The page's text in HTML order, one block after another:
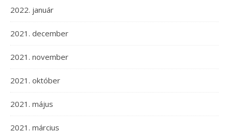
2022. január
2021. december
2021. november
2021. október
2021. május
2021. március